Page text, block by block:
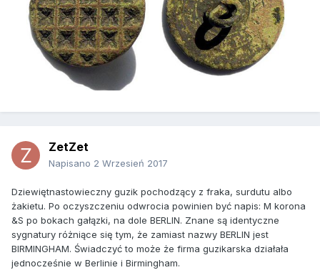
ZetZet
Napisano 2 Wrzesień 2017
Dziewiętnastowieczny guzik pochodzący z fraka, surdutu albo
żakietu. Po oczyszczeniu odwrocia powinien być napis: M korona
&S po bokach gałązki, na dole BERLIN. Znane są identyczne
sygnatury różniące się tym, że zamiast nazwy BERLIN jest
BIRMINGHAM. Świadczyć to może że firma guzikarska działała
jednocześnie w Berlinie i Birmingham.